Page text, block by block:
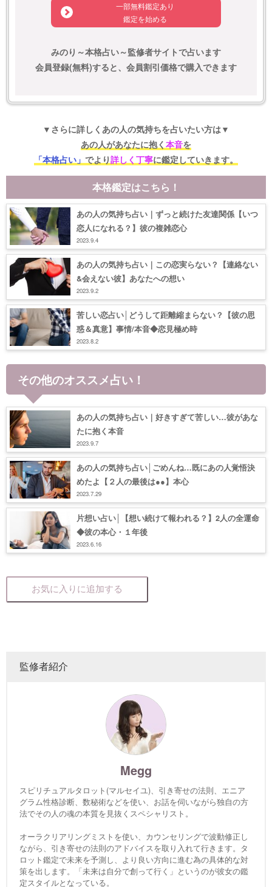
一部無料鑑定あり
鑑定を始める
みのり～本格占い～監修者サイトで占います
会員登録(無料)すると、会員割引価格で購入できます
▼さらに詳しくあの人の気持ちを占いたい方は▼
あの人があなたに抱く 本音を
「本格占い」 でより詳しく丁寧に鑑定していきます。
本格鑑定はこちら！
あの人の気持ち占い｜ずっと続けた友達関係【いつ
恋人になれる？】彼の複雑恋心
2023.9.4
あの人の気持ち占い｜この恋実らない？【連絡ない
&会えない彼】あなたへの想い
2023.9.2
苦しい恋占い│どうして距離縮まらない？【彼の思
惑＆真意】事情/本音◆恋見極め時
2023.8.2
その他のオススメ占い！
あの人の気持ち占い｜好きすぎて苦しい…彼があな
たに抱く本音
2023.9.7
あの人の気持ち占い│ごめんね…既にあの人覚悟決
めたよ【２人の最後は●●】本心
2023.7.29
片想い占い│【想い続けて報われる？】2人の全運命
◆彼の本心・１年後
2023.6.16
お気に入りに追加する
監修者紹介
Megg
スピリチュアルタロット(マルセイユ)、引き寄せの法則、エニア
グラム性格診断、数秘術などを使い、お話を伺いながら独自の方
法でその人の魂の本質を見抜くスペシャリスト。
オーラクリアリングミストを使い、カウンセリングで波動修正し
ながら、引き寄せの法則のアドバイスを取り入れて行きます。タ
ロット鑑定で未来を予測し、より良い方向に進む為の具体的な対
策を出します。「未来は自分で創って行く」というのが彼女の鑑
定スタイルとなっている。